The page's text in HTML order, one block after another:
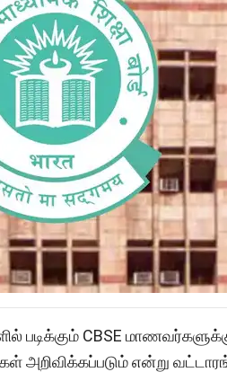
படிக்கும் CBSE
அறிவிக்கப்படும் என்று